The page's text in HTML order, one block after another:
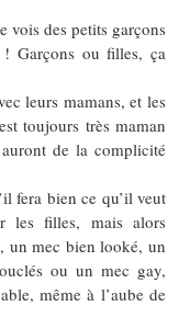
vois des petits garçons
Garçons ou filles, ça
leurs mamans, et les
toujours très maman
de la complicité
fera bien ce qu’il veut
les filles, mais alors
un mec bien looké, un
ou un mec gay,
même à l’aube de